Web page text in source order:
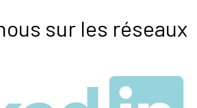
sur les réseaux